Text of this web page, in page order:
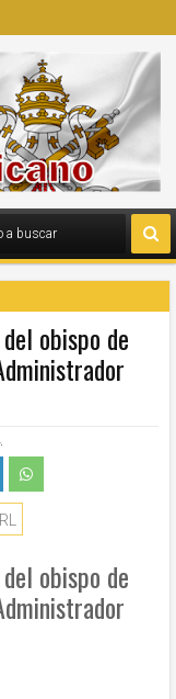
obispo de
obispo de